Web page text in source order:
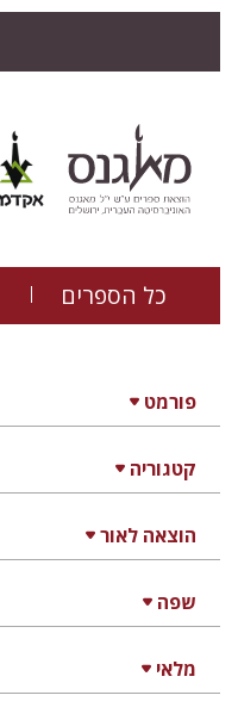
כל הספרים
פורמט
קטגוריה
הוצאה לאור
שפה
מלאי